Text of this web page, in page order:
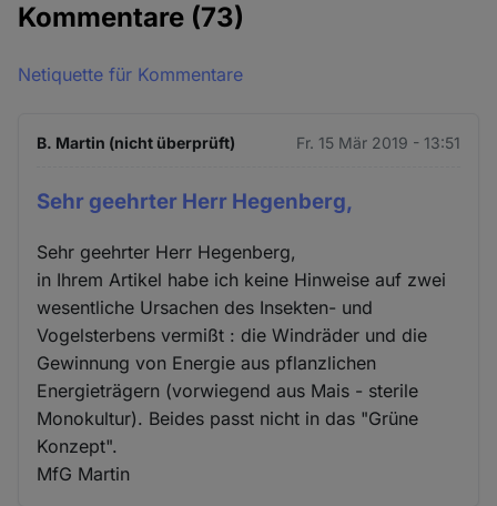
Kommentare (73)
Netiquette für Kommentare
B. Martin (nicht überprüft) Fr. 15 Mär 2019 - 13:51
Sehr geehrter Herr Hegenberg,
Sehr geehrter Herr Hegenberg,
in Ihrem Artikel habe ich keine Hinweise auf zwei
wesentliche Ursachen des Insekten- und
Vogelsterbens vermißt : die Windräder und die
Gewinnung von Energie aus pflanzlichen
Energieträgern (vorwiegend aus Mais - sterile
Monokultur). Beides passt nicht in das "Grüne
Konzept".
MfG Martin